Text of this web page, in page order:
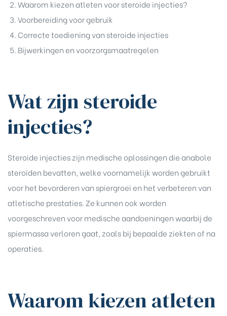
Waarom kiezen atleten voor steroide injecties?
Voorbereiding voor gebruik
Correcte toediening van steroide injecties
Bijwerkingen en voorzorgsmaatregelen
Wat zijn steroide
injecties?
Steroide injecties zijn medische oplossingen die anabole
steroïden bevatten, welke voornamelijk worden gebruikt
voor het bevorderen van spiergroei en het verbeteren van
atletische prestaties. Ze kunnen ook worden
voorgeschreven voor medische aandoeningen waarbij de
spiermassa verloren gaat, zoals bij bepaalde ziekten of na
operaties.
Waarom kiezen atleten